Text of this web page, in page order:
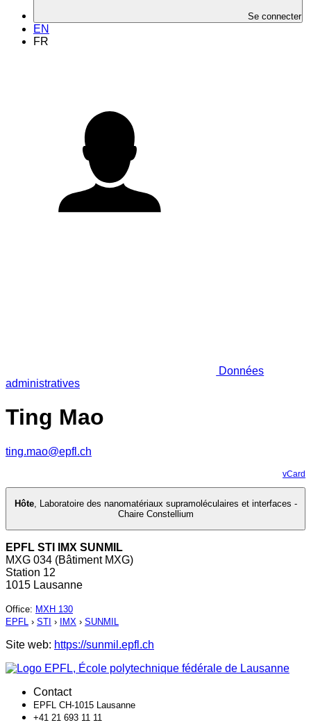
Se connecter
EN
FR
Données
administratives
Ting Mao
ting.mao@epfl.ch
vCard
Hôte, Laboratoire des nanomatériaux supramoléculaires et interfaces -
Chaire Constellium
EPFL STI IMX SUNMIL
MXG 034 (Bâtiment MXG)
Station 12
1015 Lausanne
Office: MXH 130
EPFL › STI › IMX › SUNMIL
Site web: https://sunmil.epfl.ch
Contact
EPFL CH-1015 Lausanne
+41 21 693 11 11